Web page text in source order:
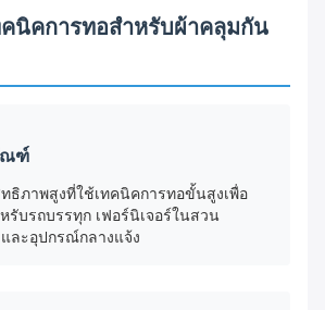
คนิคการทอสำหรับผ้าคลุมกัน
ณฑ์
ทธิภาพสูงที่ใช้เทคนิคการทอขั้นสูงเพื่อ
รับรถบรรทุก เฟอร์นิเจอร์ในสวน
ละอุปกรณ์กลางแจ้ง